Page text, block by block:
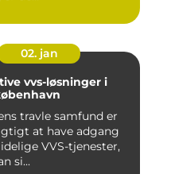
02. jan
vvs-løsninger i
travle samfund er
at have adgang
VVS-tjenester,
si...